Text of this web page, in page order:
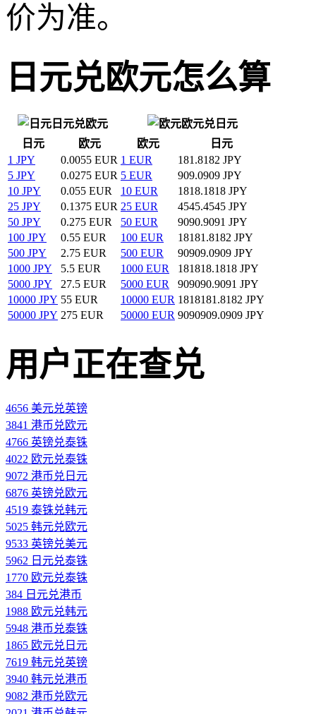
价为准。
日元兑欧元怎么算
日元兑欧元
欧元兑日元
日元
欧元 欧元
日元
1 JPY
0.0055 EUR 1 EUR
181.8182 JPY
5 JPY
0.0275 EUR 5 EUR
909.0909 JPY
10 JPY
0.055 EUR 10 EUR
1818.1818 JPY
25 JPY
0.1375 EUR 25 EUR
4545.4545 JPY
50 JPY
0.275 EUR 50 EUR
9090.9091 JPY
100 JPY
0.55 EUR 100 EUR
18181.8182 JPY
500 JPY
2.75 EUR 500 EUR
90909.0909 JPY
1000 JPY
5.5 EUR 1000 EUR
181818.1818 JPY
5000 JPY
27.5 EUR 5000 EUR
909090.9091 JPY
10000 JPY 55 EUR 10000 EUR 1818181.8182 JPY
50000 JPY 275 EUR 50000 EUR 9090909.0909 JPY
用户正在查兑
4656 美元兑英镑
3841 港币兑欧元
4766 英镑兑泰铢
4022 欧元兑泰铢
9072 港币兑日元
6876 英镑兑欧元
4519 泰铢兑韩元
5025 韩元兑欧元
9533 英镑兑美元
5962 日元兑泰铢
1770 欧元兑泰铢
384 日元兑港币
1988 欧元兑韩元
5948 港币兑泰铢
1865 欧元兑日元
7619 韩元兑英镑
3940 韩元兑港币
9082 港币兑欧元